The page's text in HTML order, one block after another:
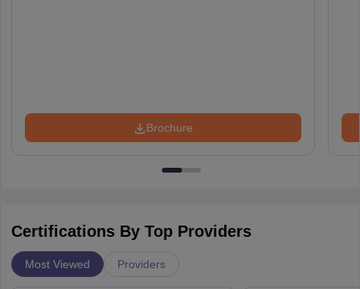
Brochure
Certifications By Top Providers
Most Viewed Providers